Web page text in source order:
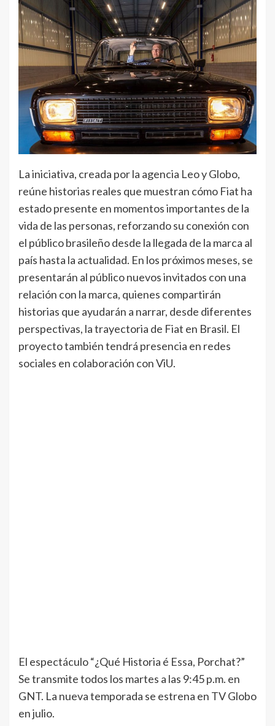
La iniciativa, creada por la agencia Leo y Globo,
reúne historias reales que muestran cómo Fiat ha
estado presente en momentos importantes de la
vida de las personas, reforzando su conexión con
el público brasileño desde la llegada de la marca al
país hasta la actualidad. En los próximos meses, se
presentarán al público nuevos invitados con una
relación con la marca, quienes compartirán
historias que ayudarán a narrar, desde diferentes
perspectivas, la trayectoria de Fiat en Brasil. El
proyecto también tendrá presencia en redes
sociales en colaboración con ViU.
El espectáculo “¿Qué Historia é Essa, Porchat?”
Se transmite todos los martes a las 9:45 p.m. en
GNT. La nueva temporada se estrena en TV Globo
en julio.